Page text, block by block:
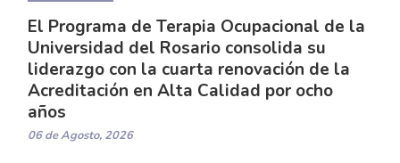
El Programa de Terapia Ocupacional de la
Universidad del Rosario consolida su
liderazgo con la cuarta renovación de la
Acreditación en Alta Calidad por ocho
años
06 de Agosto, 2026